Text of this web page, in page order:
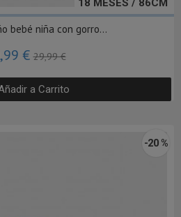
18 MESES / 86CM
bebé niña con gorro...
€29,99 €
a Carrito
-20 %